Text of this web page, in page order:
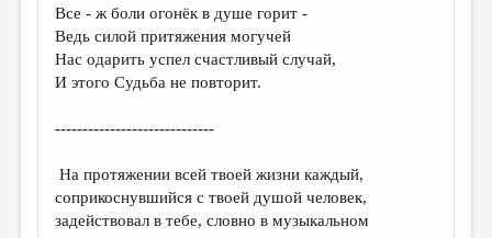
ПРОИЗВЕДЕНИЯ
ПЕРЕВОДЫ
КОНКУРСЫ
ДЕТСКАЯ КОМНАТА
КНИЖНАЯ ПОЛКА
ОБЗОР ЛИТЕРАТУРЫ
Все - ж боли огонёк в душе горит -
Ведь силой притяжения могучей
Нас одарить успел счастливый случай,
И этого Судьба не повторит.
-----------------------------
На протяжении всей твоей жизни каждый,
соприкоснувшийся с твоей душой человек,
задействовал в тебе, словно в музыкальном